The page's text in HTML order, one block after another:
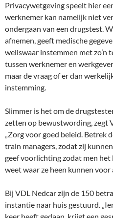
Privacywetgeving speelt hier
werknemer kan namelijk niet
ondergaan van een drugstest.
afnemen, geeft medische
weliswaar instemmen met zo’n
tussen werknemer en
maar de vraag of er dan
instemming.
Slimmer is het om de
zetten op bewustwording, zegt
„Zorg voor goed beleid. Betrek
train managers, zodat zij
geef voorlichting zodat men
weet waar ze heen kunnen voor
Bij VDL Nedcar zijn de 150
instantie naar huis gestuurd.